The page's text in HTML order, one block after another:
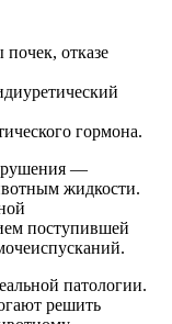
отказе
гормона.
—
жидкости.
поступившей
патологии.
решить